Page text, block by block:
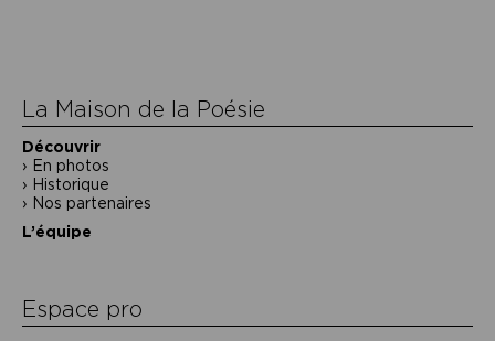
La Maison de la Poésie
Découvrir
En photos
Historique
Nos partenaires
L’équipe
Espace pro